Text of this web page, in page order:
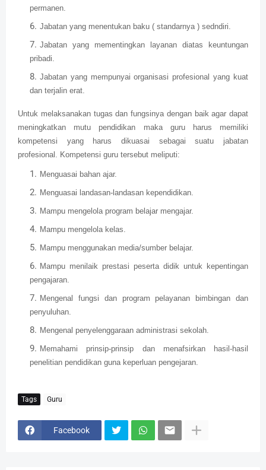
permanen.
Jabatan yang menentukan baku ( standarnya ) sedndiri.
Jabatan yang mementingkan layanan diatas keuntungan
pribadi.
Jabatan yang mempunyai organisasi profesional yang kuat
dan terjalin erat.
Untuk melaksanakan tugas dan fungsinya dengan baik agar dapat
meningkatkan mutu pendidikan maka guru harus memiliki
kompetensi yang harus dikuasai sebagai suatu jabatan
profesional. Kompetensi guru tersebut meliputi:
Menguasai bahan ajar.
Menguasai landasan-landasan kependidikan.
Mampu mengelola program belajar mengajar.
Mampu mengelola kelas.
Mampu menggunakan media/sumber belajar.
Mampu menilaik prestasi peserta didik untuk kepentingan
pengajaran.
Mengenal fungsi dan program pelayanan bimbingan dan
penyuluhan.
Mengenal penyelenggaraan administrasi sekolah.
Memahami prinsip-prinsip dan menafsirkan hasil-hasil
penelitian pendidikan guna keperluan pengejaran.
Tags Guru
Facebook